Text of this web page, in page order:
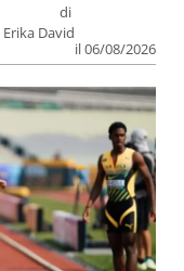
di
Erika David
il 06/08/2026